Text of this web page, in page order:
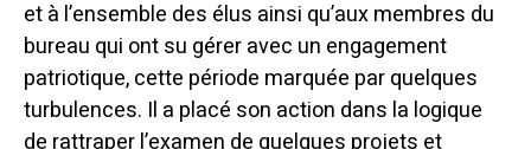
et à l’ensemble des élus ainsi qu’aux membres du
bureau qui ont su gérer avec un engagement
patriotique, cette période marquée par quelques
turbulences. Il a placé son action dans la logique